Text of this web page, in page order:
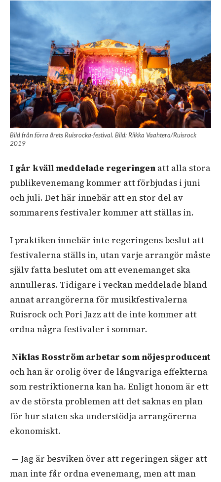
Bild från förra årets Ruisrocka-festival. Bild: Riikka Vaahtera/Ruisrock
2019
I går kväll meddelade regeringen att alla stora
publikevenemang kommer att förbjudas i juni
och juli. Det här innebär att en stor del av
sommarens festivaler kommer att ställas in.
I praktiken innebär inte regeringens beslut att
festivalerna ställs in, utan varje arrangör måste
själv fatta beslutet om att evenemanget ska
annulleras. Tidigare i veckan meddelade bland
annat arrangörerna för musikfestivalerna
Ruisrock och Pori Jazz att de inte kommer att
ordna några festivaler i sommar.
Niklas Rosström arbetar som nöjesproducent
och han är orolig över de långvariga effekterna
som restriktionerna kan ha. Enligt honom är ett
av de största problemen att det saknas en plan
för hur staten ska understödja arrangörerna
ekonomiskt.
— Jag är besviken över att regeringen säger att
man inte får ordna evenemang, men att man